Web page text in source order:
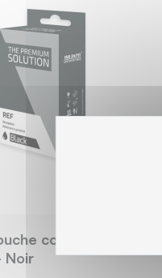
compatible avec
Noir